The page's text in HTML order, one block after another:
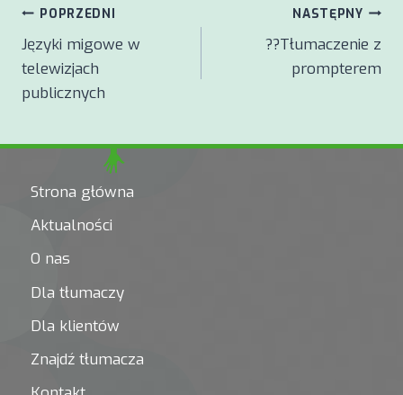
Nawigacja
wpisu
POPRZEDNI
Języki migowe w
telewizjach
publicznych
NASTĘPNY
?️?Tłumaczenie z
prompterem
Strona główna
Aktualności
O nas
Dla tłumaczy
Dla klientów
Znajdź tłumacza